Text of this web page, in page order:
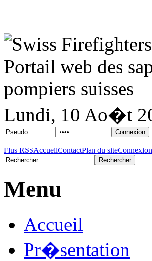
Lundi, 10 Ao�t
Flus RSSAccueilContactPlan du siteConnexion
Menu
Accueil
Pr�sentation